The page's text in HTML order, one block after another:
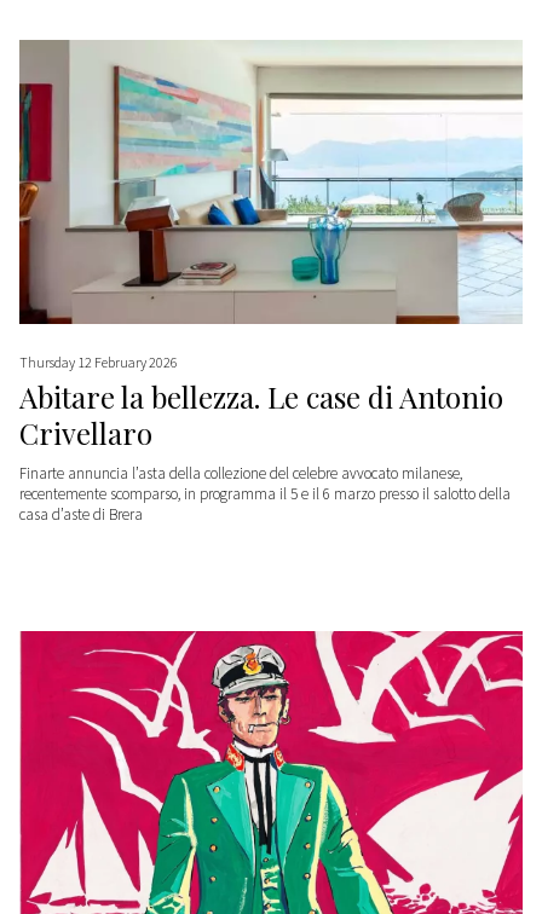
Thursday 12 February 2026
Abitare la bellezza. Le case di Antonio
Crivellaro
Finarte annuncia l’asta della collezione del celebre avvocato milanese,
recentemente scomparso, in programma il 5 e il 6 marzo presso il salotto della
casa d’aste di Brera